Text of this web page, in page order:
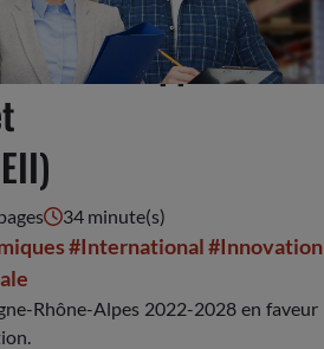
Développement
34 minute(s)
#International#Innovation
Rhône-Alpes 2022-2028 en faveur